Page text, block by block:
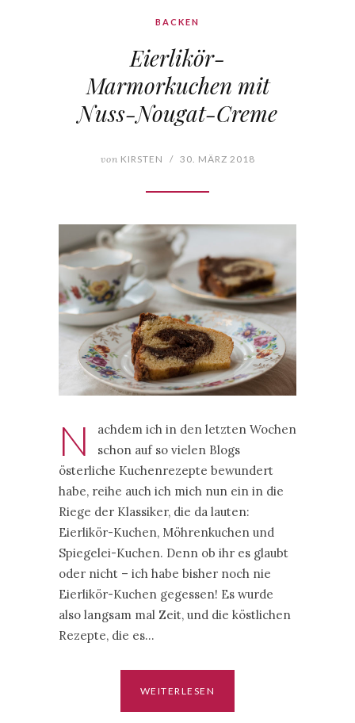
BACKEN
Eierlikör-
Marmorkuchen mit
Nuss-Nougat-Creme
von KIRSTEN / 30. MÄRZ 2018
N
achdem ich in den letzten Wochen
schon auf so vielen Blogs
österliche Kuchenrezepte bewundert
habe, reihe auch ich mich nun ein in die
Riege der Klassiker, die da lauten:
Eierlikör-Kuchen, Möhrenkuchen und
Spiegelei-Kuchen. Denn ob ihr es glaubt
oder nicht – ich habe bisher noch nie
Eierlikör-Kuchen gegessen! Es wurde
also langsam mal Zeit, und die köstlichen
Rezepte, die es…
WEITERLESEN